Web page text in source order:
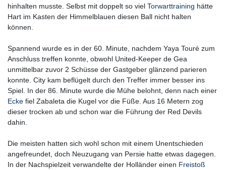
hinhalten musste. Selbst mit doppelt so viel Torwarttraining hätte
Hart im Kasten der Himmelblauen diesen Ball nicht halten
können.
Spannend wurde es in der 60. Minute, nachdem Yaya Touré zum
Anschluss treffen konnte, obwohl United-Keeper de Gea
unmittelbar zuvor 2 Schüsse der Gastgeber glänzend parieren
konnte. City kam beflügelt durch den Treffer immer besser ins
Spiel. In der 86. Minute wurde die Mühe belohnt, denn nach einer
Ecke fiel Zabaleta die Kugel vor die Füße. Aus 16 Metern zog
dieser trocken ab und schon war die Führung der Red Devils
dahin.
Die meisten hatten sich wohl schon mit einem Unentschieden
angefreundet, doch Neuzugang van Persie hatte etwas dagegen.
In der Nachspielzeit verwandelte der Holländer einen Freistoß